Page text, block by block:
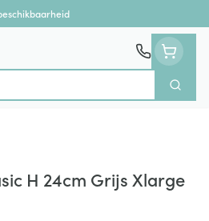
Zoek
H 24cm Grijs Xlarge